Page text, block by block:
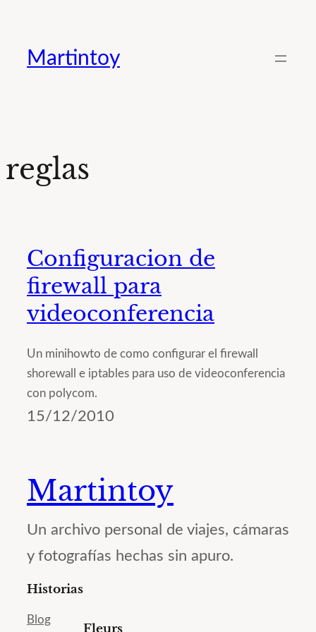
contenido
Martintoy
reglas
Configuracion de
firewall para
videoconferencia
Un minihowto de como configurar el firewall
shorewall e iptables para uso de videoconferencia
con polycom.
15/12/2010
Martintoy
Un archivo personal de viajes, cámaras
y fotografías hechas sin apuro.
Historias
Blog
Fleurs